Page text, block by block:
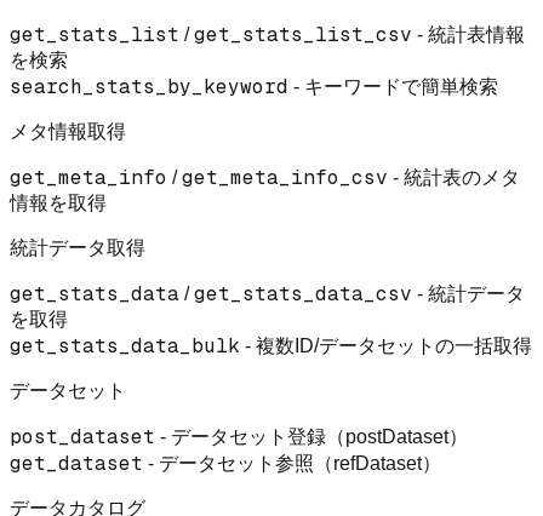
get_stats_list /get_stats_list_csv - 統計表情報
を検索
search_stats_by_keyword - キーワードで簡単検索
メタ情報取得
get_meta_info /get_meta_info_csv - 統計表のメタ
情報を取得
統計データ取得
get_stats_data /get_stats_data_csv - 統計データ
を取得
get_stats_data_bulk - 複数ID/データセットの一括取得
データセット
post_dataset - データセット登録（postDataset）
get_dataset - データセット参照（refDataset）
データカタログ